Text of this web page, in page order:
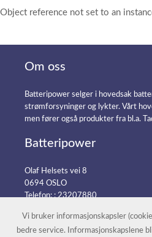
Object reference not set to an
Om oss
Batteripower selger i hovedsak
strømforsyninger og lykter. Vårt
men fører også produkter fra bl.a.
Batteripower
Olaf Helsets vei 8
0694 OSLO
Telefon: :23207880
Vi bruker informasjonskapsler
bedre service. Informasjonskapslene